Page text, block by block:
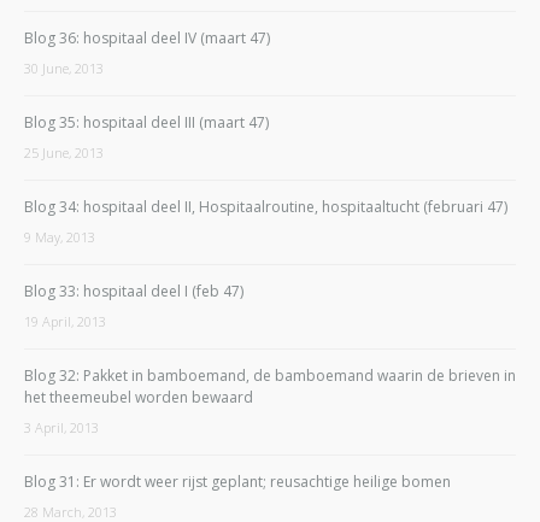
Blog 36: hospitaal deel IV (maart 47)
30 June, 2013
Blog 35: hospitaal deel III (maart 47)
25 June, 2013
Blog 34: hospitaal deel II, Hospitaalroutine, hospitaaltucht (februari 47)
9 May, 2013
Blog 33: hospitaal deel I (feb 47)
19 April, 2013
Blog 32: Pakket in bamboemand, de bamboemand waarin de brieven in
het theemeubel worden bewaard
3 April, 2013
Blog 31: Er wordt weer rijst geplant; reusachtige heilige bomen
28 March, 2013